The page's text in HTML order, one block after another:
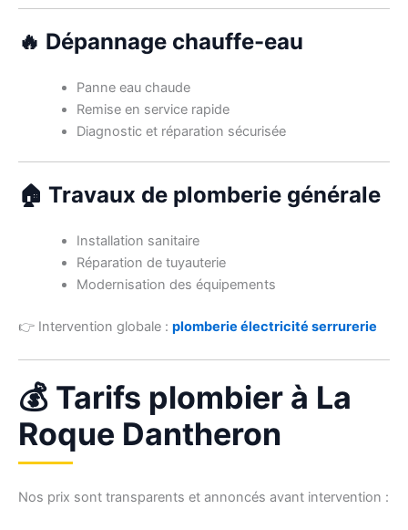
🔥 Dépannage chauffe-eau
Panne eau chaude
Remise en service rapide
Diagnostic et réparation sécurisée
🏠 Travaux de plomberie générale
Installation sanitaire
Réparation de tuyauterie
Modernisation des équipements
👉 Intervention globale : plomberie électricité serrurerie
💰 Tarifs plombier à La
Roque Dantheron
Nos prix sont transparents et annoncés avant intervention :